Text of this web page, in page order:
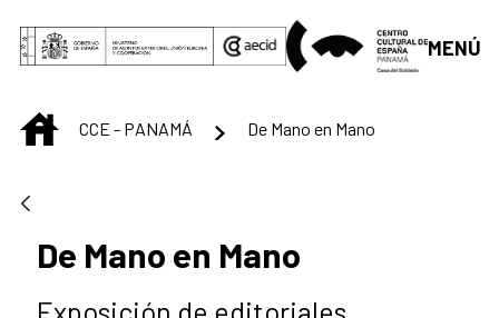
Saltar al contenido principal
MENÚ
INICIOCCE - PANAMÁ De Mano en Mano
De Mano en Mano